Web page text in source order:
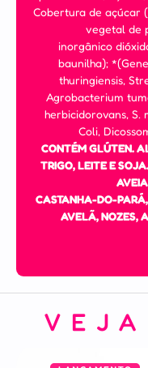
Cobertura de açúcar
vegetal de
inorgânico
baunilha);
thuringiensis,
Agrobacterium
herbicidorovans, S.
Coli,
CONTÉM GLÚTEN.
TRIGO, LEITE E
CASTANHA-DO-
AVELÃ, NOZES,
VEJA